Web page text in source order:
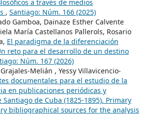
a través de medios
, Santiago: Núm. 166 (2025)
Gamboa, Dainaze Esther Calvente
María Castellanos Pallerols, Rosario
El paradigma de la diferenciación
reto para el desarrollo de un destino
Núm. 167 (2026)
Melián , Yessy Villavicencio-
documentales para el estudio de la
en publicaciones periódicas y
de Cuba (1825-1895). Primary
bibliographical sources for the analysis